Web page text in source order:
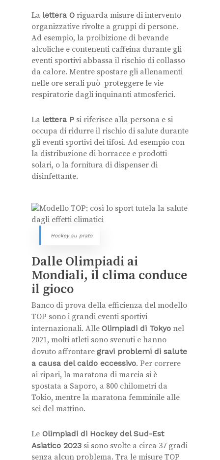
La lettera O riguarda misure di intervento
organizzative rivolte a gruppi di persone.
Ad esempio, la proibizione di bevande
alcoliche e contenenti caffeina durante gli
eventi sportivi abbassa il rischio di collasso
da calore. Mentre spostare gli allenamenti
nelle ore serali può proteggere le vie
respiratorie dagli inquinanti atmosferici.
La lettera P si riferisce alla persona e si
occupa di ridurre il rischio di salute durante
gli eventi sportivi dei tifosi. Ad esempio con
la distribuzione di borracce e prodotti
solari, o la fornitura di dispenser di
disinfettante.
Hockey su prato
Dalle Olimpiadi ai
Mondiali, il clima conduce
il gioco
Banco di prova della efficienza del modello
TOP sono i grandi eventi sportivi
internazionali. Alle Olimpiadi di Tokyo nel
2021, molti atleti sono svenuti e hanno
dovuto affrontare gravi problemi di salute
a causa del caldo eccessivo. Per correre
ai ripari, la maratona di marcia si è
spostata a Saporo, a 800 chilometri da
Tokio, mentre la maratona femminile alle
sei del mattino.
Le Olimpiadi di Hockey del Sud-Est
Asiatico 2023 si sono svolte a circa 37 gradi
senza alcun problema. Tra le misure TOP